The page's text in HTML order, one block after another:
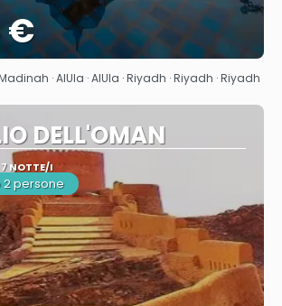
€
Vedere
· AlUla · AlUla · Riyadh · Riyadh · Riyadh
DELL'OMAN
7 NOTTE/I
2 persone